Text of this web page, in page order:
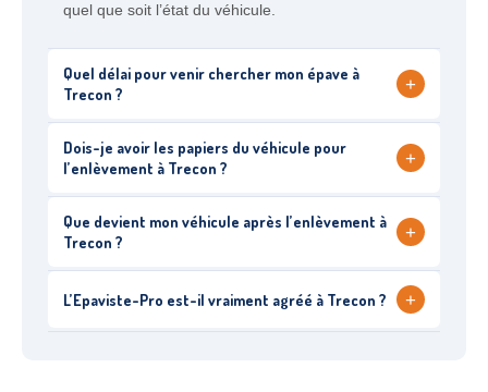
quel que soit l’état du véhicule.
Quel délai pour venir chercher mon épave à
Trecon ?
+
Dois-je avoir les papiers du véhicule pour
l’enlèvement à Trecon ?
+
Que devient mon véhicule après l’enlèvement à
Trecon ?
+
L’Epaviste-Pro est-il vraiment agréé à Trecon ? +